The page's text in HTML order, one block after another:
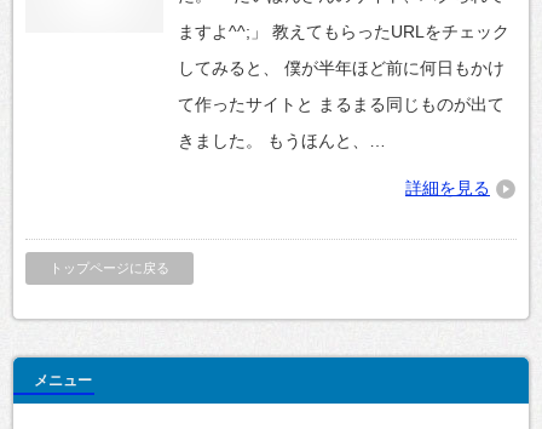
ますよ^^;」 教えてもらったURLをチェック
してみると、 僕が半年ほど前に何日もかけ
て作ったサイトと まるまる同じものが出て
きました。 もうほんと、…
詳細を見る
トップページに戻る
メニュー